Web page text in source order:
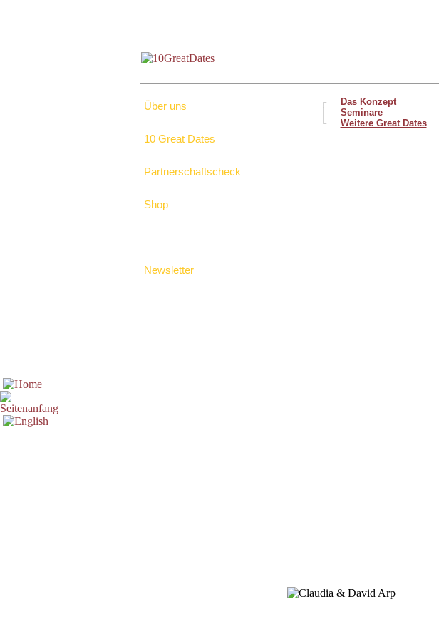
Über uns
10 Great Dates
Partnerschaftscheck
Shop
Newsletter
┌
Das Konzept
──┼
Seminare
└
Weitere Great Dates